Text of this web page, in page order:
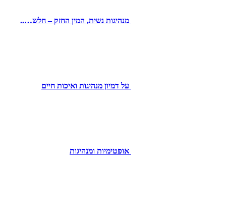
מנהיגות נשית, המין החזק – חלש…..
על דמיון מנהיגות ואיכות חיים
אופטימיות ומנהיגות